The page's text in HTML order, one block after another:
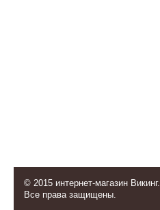
© 2015 интернет-магазин Викинг.
Все права защищены.